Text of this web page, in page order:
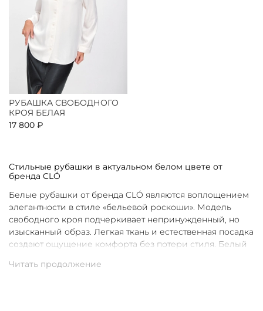
РУБАШКА СВОБОДНОГО
КРОЯ БЕЛАЯ
17 800 ₽
Стильные рубашки в актуальном белом цвете от
бренда CLÓ
Белые рубашки от бренда CLÓ являются воплощением
элегантности в стиле «бельевой роскоши». Модель
свободного кроя подчеркивает непринужденный, но
изысканный образ. Легкая ткань и естественная посадка
создают ощущение комфорта без потери стиля. Белый
чистоты и универсальности. Такая рубашка легко